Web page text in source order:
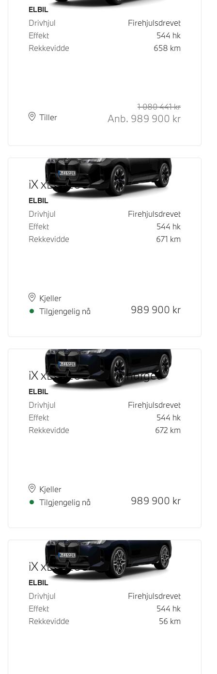
Drivstoff
ELBIL
Drivhjul
Firehjulsdrevet
Effekt
544 hk
Rekkevidde
658 km
PlassTiller
Leveringstid
1 080 441kr
Anb. 989 900 kr
iX xDrive60
Drivstoff
ELBIL
Drivhjul
Firehjulsdrevet
Effekt
544 hk
Rekkevidde
671 km
PlassKjeller
Leveringstid
Tilgjengelig nå
Kontantpris
989 900 kr
iX xDrive60 Fully Charged
Drivstoff
ELBIL
Drivhjul
Firehjulsdrevet
Effekt
544 hk
Rekkevidde
672 km
PlassKjeller
Leveringstid
Tilgjengelig nå
Kontantpris
989 900 kr
iX xDrive60
Drivstoff
ELBIL
Drivhjul
Firehjulsdrevet
Effekt
544 hk
Rekkevidde
56 km